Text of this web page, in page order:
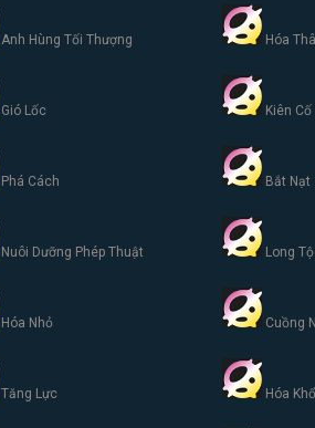
Anh Hùng Tối Thượng Hóa
Gió Lốc Kiên Cố
Phá Cách Bắt Nạt
Nuôi Dưỡng Phép Thuật Long
Hóa Nhỏ Cuồng
Tăng Lực Hóa